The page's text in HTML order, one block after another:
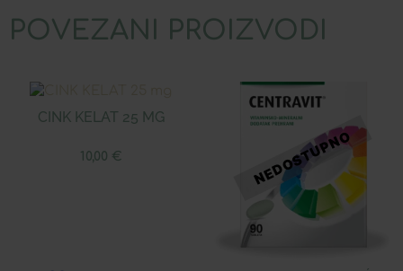
POVEZANI PROIZVODI
CINK KELAT 25 MG
10,00 €